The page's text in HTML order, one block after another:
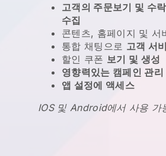
고객의 주문보기 및 수
수집
콘텐츠, 홈페이지 및 서
통합 채팅으로 고객 서
할인 쿠폰 보기 및 생성
영향력있는 캠페인 관리
앱 설정에 액세스
IOS 및 Android에서 사용 가